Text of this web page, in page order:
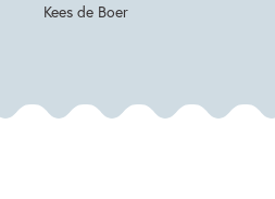
Kees de Boer